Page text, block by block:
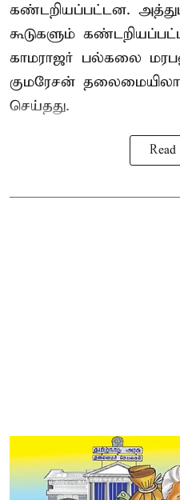
கண்டறியப்பட்டன.
கூடுகளும்
காமராஜர் பல்கலை
குமரேசன்
செய்தது.